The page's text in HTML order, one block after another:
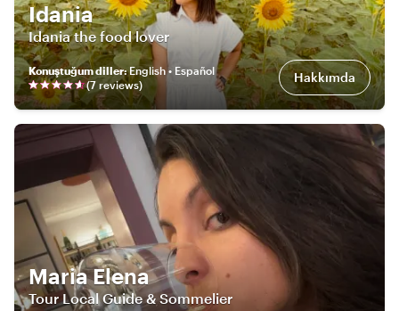
Idania
Idania the food lover
Konuştuğum diller:English • Español
(7 reviews) Hakkımda
Maria Elena
Tour Local Guide & Sommelier